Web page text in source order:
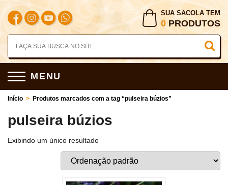
SUA SACOLA TEM
0 PRODUTOS
MENU
Início > Produtos marcados com a tag “pulseira búzios”
pulseira búzios
Exibindo um único resultado